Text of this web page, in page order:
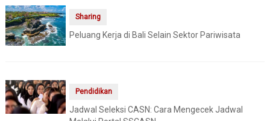
Sharing
Peluang Kerja di Bali Selain Sektor Pariwisata
Pendidikan
Jadwal Seleksi CASN: Cara Mengecek Jadwal